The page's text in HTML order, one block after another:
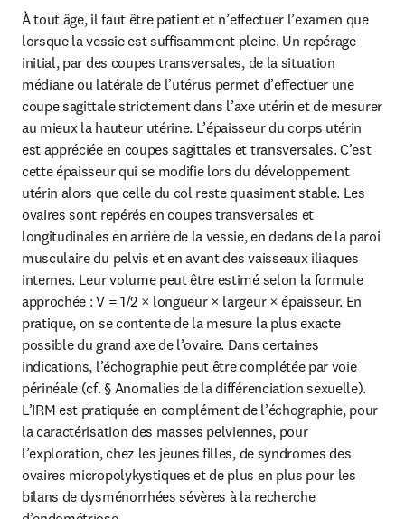
À tout âge, il faut être patient et n’effectuer l’examen que
lorsque la vessie est suffisamment pleine. Un repérage
initial, par des coupes transversales, de la situation
médiane ou latérale de l’utérus permet d’effectuer une
coupe sagittale strictement dans l’axe utérin et de mesurer
au mieux la hauteur utérine. L’épaisseur du corps utérin
est appréciée en coupes sagittales et transversales. C’est
cette épaisseur qui se modifie lors du développement
utérin alors que celle du col reste quasiment stable. Les
ovaires sont repérés en coupes transversales et
longitudinales en arrière de la vessie, en dedans de la paroi
musculaire du pelvis et en avant des vaisseaux iliaques
internes. Leur volume peut être estimé selon la formule
approchée : V = 1/2 × longueur × largeur × épaisseur. En
pratique, on se contente de la mesure la plus exacte
possible du grand axe de l’ovaire. Dans certaines
indications, l’échographie peut être complétée par voie
périnéale (cf. § Anomalies de la différenciation sexuelle).
L’IRM est pratiquée en complément de l’échographie, pour
la caractérisation des masses pelviennes, pour
l’exploration, chez les jeunes filles, de syndromes des
ovaires micropolykystiques et de plus en plus pour les
bilans de dysménorrhées sévères à la recherche